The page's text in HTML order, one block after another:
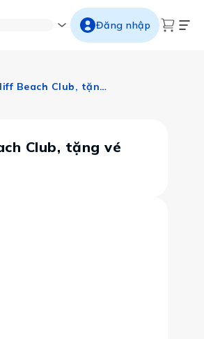
Đăng nhập
Thái Lan: Bangkok – Pattaya (Làng Nong Nooch, Chợ nổi Bốn Miền, check in tại The Kliff Beach Club, tặng vé Colosseum Show, trải nghiệm ẩm thực Michelin)
Club, tặng vé
đô đến thành thăng longNgắm hoa